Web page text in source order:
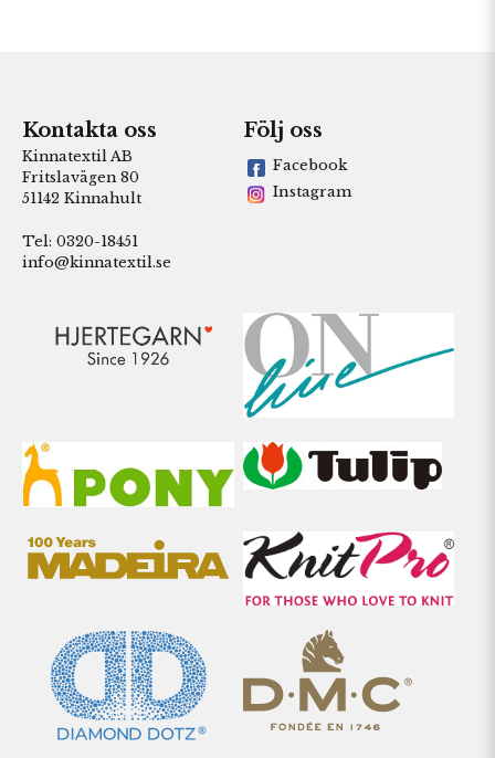
Kontakta oss
Kinnatextil AB
Fritslavägen 80
51142 Kinnahult
Tel: 0320-18451
info@kinnatextil.se
Följ oss
Facebook
Instagram